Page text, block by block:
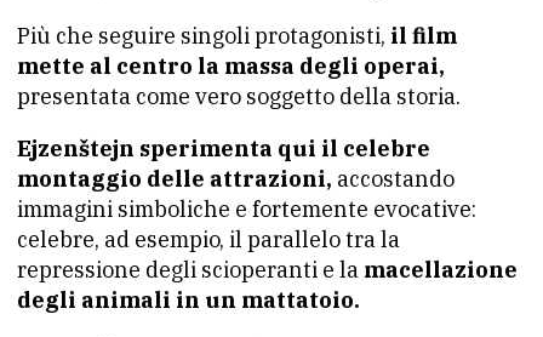
Più che seguire singoli protagonisti, il film
mette al centro la massa degli operai,
presentata come vero soggetto della storia.
Ejzenštejn sperimenta qui il celebre
montaggio delle attrazioni, accostando
immagini simboliche e fortemente evocative:
celebre, ad esempio, il parallelo tra la
repressione degli scioperanti e la macellazione
degli animali in un mattatoio.